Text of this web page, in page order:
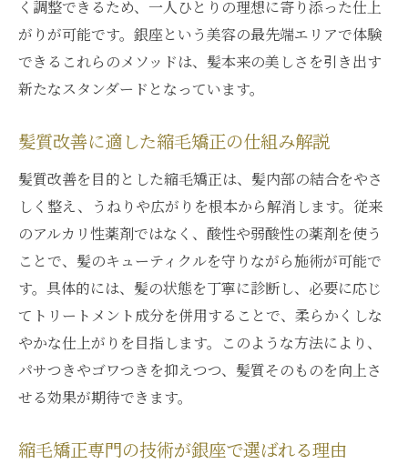
縮毛矯正専門のプロが提案する自然美髪
上手い仕上がりを叶える髪質改善ポイント
ダメージレスを重視した髪質改善の秘訣
髪質改善をサポートする縮毛矯正ケア術
銀座で選ばれるダメージレス施術の秘密
縮毛矯正専門技術だから叶う美髪ケア
ダメージを防ぐ縮毛矯正の工夫と特徴
縮毛矯正専門の技術力で美髪を手に入れる
専門スタッフによる縮毛矯正の実力とは
銀座の縮毛矯正専門店の技術が高評価な理
由
髪質改善に強い縮毛矯正の特徴を解説
専門性が光る銀座の縮毛矯正サービス
く調整できるため、一人ひとりの理想に寄り添った仕上
がりが可能です。銀座という美容の最先端エリアで体験
できるこれらのメソッドは、髪本来の美しさを引き出す
新たなスタンダードとなっています。
髪質改善に適した縮毛矯正の仕組み解説
髪質改善を目的とした縮毛矯正は、髪内部の結合をやさ
しく整え、うねりや広がりを根本から解消します。従来
のアルカリ性薬剤ではなく、酸性や弱酸性の薬剤を使う
ことで、髪のキューティクルを守りながら施術が可能で
す。具体的には、髪の状態を丁寧に診断し、必要に応じ
てトリートメント成分を併用することで、柔らかくしな
やかな仕上がりを目指します。このような方法により、
パサつきやゴワつきを抑えつつ、髪質そのものを向上さ
せる効果が期待できます。
縮毛矯正専門の技術が銀座で選ばれる理由